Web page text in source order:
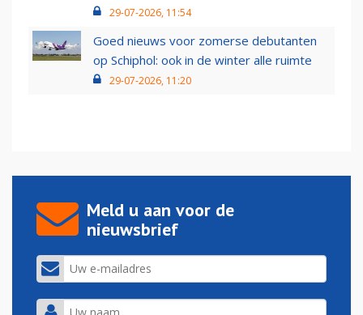
29-07-2026, 11:54
Goed nieuws voor zomerse debutanten
op Schiphol: ook in de winter alle ruimte
29-07-2026, 11:20
Meld u aan voor de
nieuwsbrief